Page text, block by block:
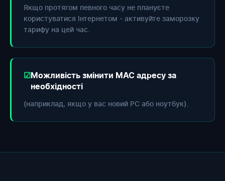
Якщо протягом певного часу не плануєте
користуватися Інтернетом - активуйте заморозку
тарифу на цей час.
Можливість змінити МАС адресу за
необхідності
(наприклад, якщо у вас новий РС або ноутбук).